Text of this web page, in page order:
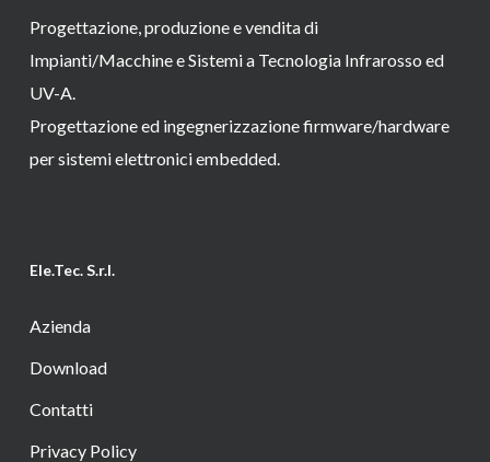
Progettazione, produzione e vendita di
Impianti/Macchine e Sistemi a Tecnologia Infrarosso ed
UV-A.
Progettazione ed ingegnerizzazione firmware/hardware
per sistemi elettronici embedded.
Ele.Tec. S.r.l.
Azienda
Download
Contatti
Privacy Policy